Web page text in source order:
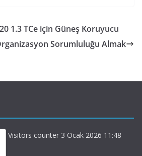
1.3 TCe için Güneş Koruyucu
Sorumluluğu Almak
Visitors counter 3 Ocak 2026 11:48